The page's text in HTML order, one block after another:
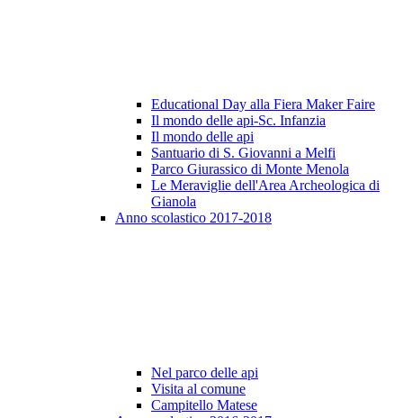
Educational Day alla Fiera Maker Faire
Il mondo delle api-Sc. Infanzia
Il mondo delle api
Santuario di S. Giovanni a Melfi
Parco Giurassico di Monte Menola
Le Meraviglie dell'Area Archeologica di
Gianola
Anno scolastico 2017-2018
Nel parco delle api
Visita al comune
Campitello Matese